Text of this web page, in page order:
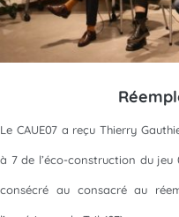
Le CAUE07 a reçu Thierry
à 7 de l’éco-construction du
consécré au consacré au